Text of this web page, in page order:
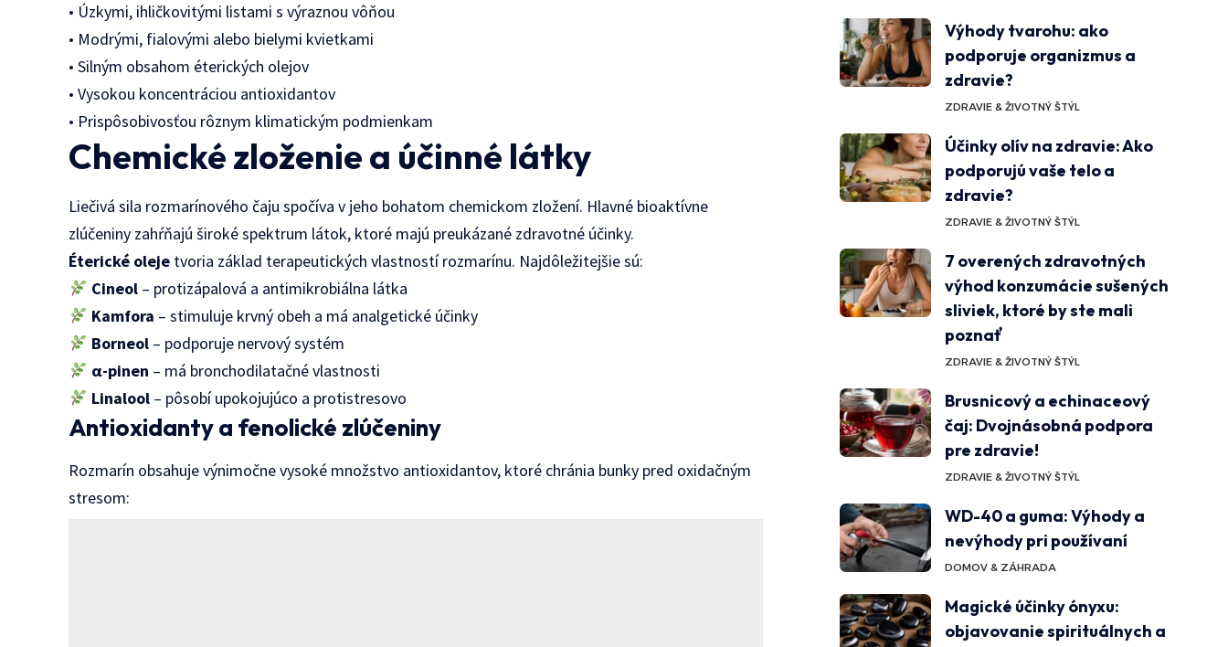
• Úzkymi, ihličkovitými listami s výraznou vôňou
• Modrými, fialovými alebo bielymi kvietkami
• Silným obsahom éterických olejov
• Vysokou koncentráciou antioxidantov
• Prispôsobivosťou rôznym klimatickým podmienkam
Chemické zloženie a účinné látky
Liečivá sila rozmarínového čaju spočíva v jeho bohatom chemickom zložení. Hlavné bioaktívne
zlúčeniny zahŕňajú široké spektrum látok, ktoré majú preukázané zdravotné účinky.
Éterické oleje tvoria základ terapeutických vlastností rozmarínu. Najdôležitejšie sú:
Cineol– protizápalová a antimikrobiálna látka
Kamfora – stimuluje krvný obeh a má analgetické účinky
Borneol– podporuje nervový systém
α-pinen – má bronchodilatačné vlastnosti
Linalool– pôsobí upokojujúco a protistresovo
Antioxidanty a fenolické zlúčeniny
Rozmarín obsahuje výnimočne vysoké množstvo antioxidantov, ktoré chránia bunky pred oxidačným
stresom:
Výhody tvarohu: ako
podporuje organizmus a
zdravie?
ZDRAVIE & ŽIVOTNÝ ŠTÝL
Účinky olív na zdravie: Ako
podporujú vaše telo a
zdravie?
ZDRAVIE & ŽIVOTNÝ ŠTÝL
7 overených zdravotných
výhod konzumácie sušených
sliviek, ktoré by ste mali
poznať
ZDRAVIE & ŽIVOTNÝ ŠTÝL
Brusnicový a echinaceový
čaj: Dvojnásobná podpora
pre zdravie!
ZDRAVIE & ŽIVOTNÝ ŠTÝL
WD-40 a guma: Výhody a
nevýhody pri používaní
DOMOV & ZÁHRADA
Magické účinky ónyxu:
objavovanie spirituálnych a